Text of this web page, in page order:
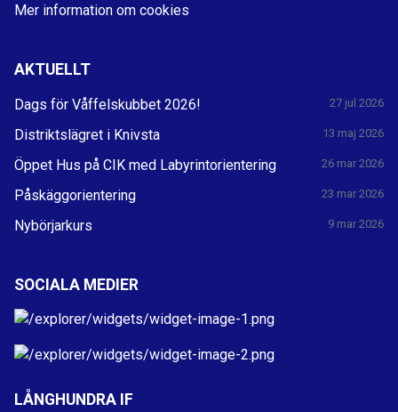
Mer information om cookies
AKTUELLT
Dags för Våffelskubbet 2026! 27 jul 2026
Distriktslägret i Knivsta 13 maj 2026
Öppet Hus på CIK med Labyrintorientering 26 mar 2026
Påskäggorientering 23 mar 2026
Nybörjarkurs 9 mar 2026
SOCIALA MEDIER
LÅNGHUNDRA IF